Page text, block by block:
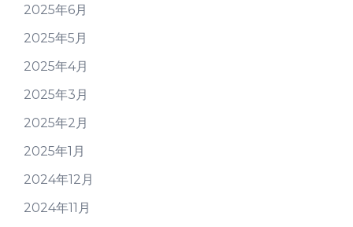
2025年6月
2025年5月
2025年4月
2025年3月
2025年2月
2025年1月
2024年12月
2024年11月